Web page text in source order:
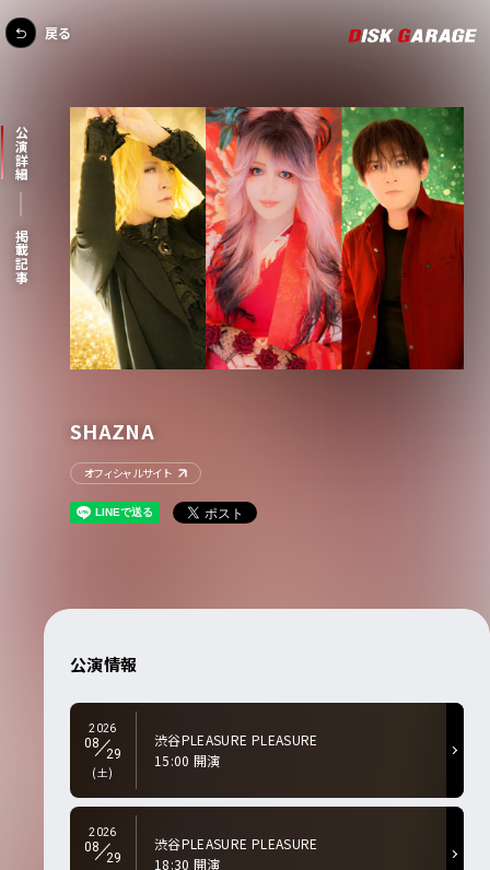
公演詳細
掲載記事
SHAZNA
オフィシャルサイト
公演情報
2026
08
29
(土)
渋谷PLEASURE PLEASURE
15:00 開演
2026
08
29
渋谷PLEASURE PLEASURE
18:30 開演
戻る